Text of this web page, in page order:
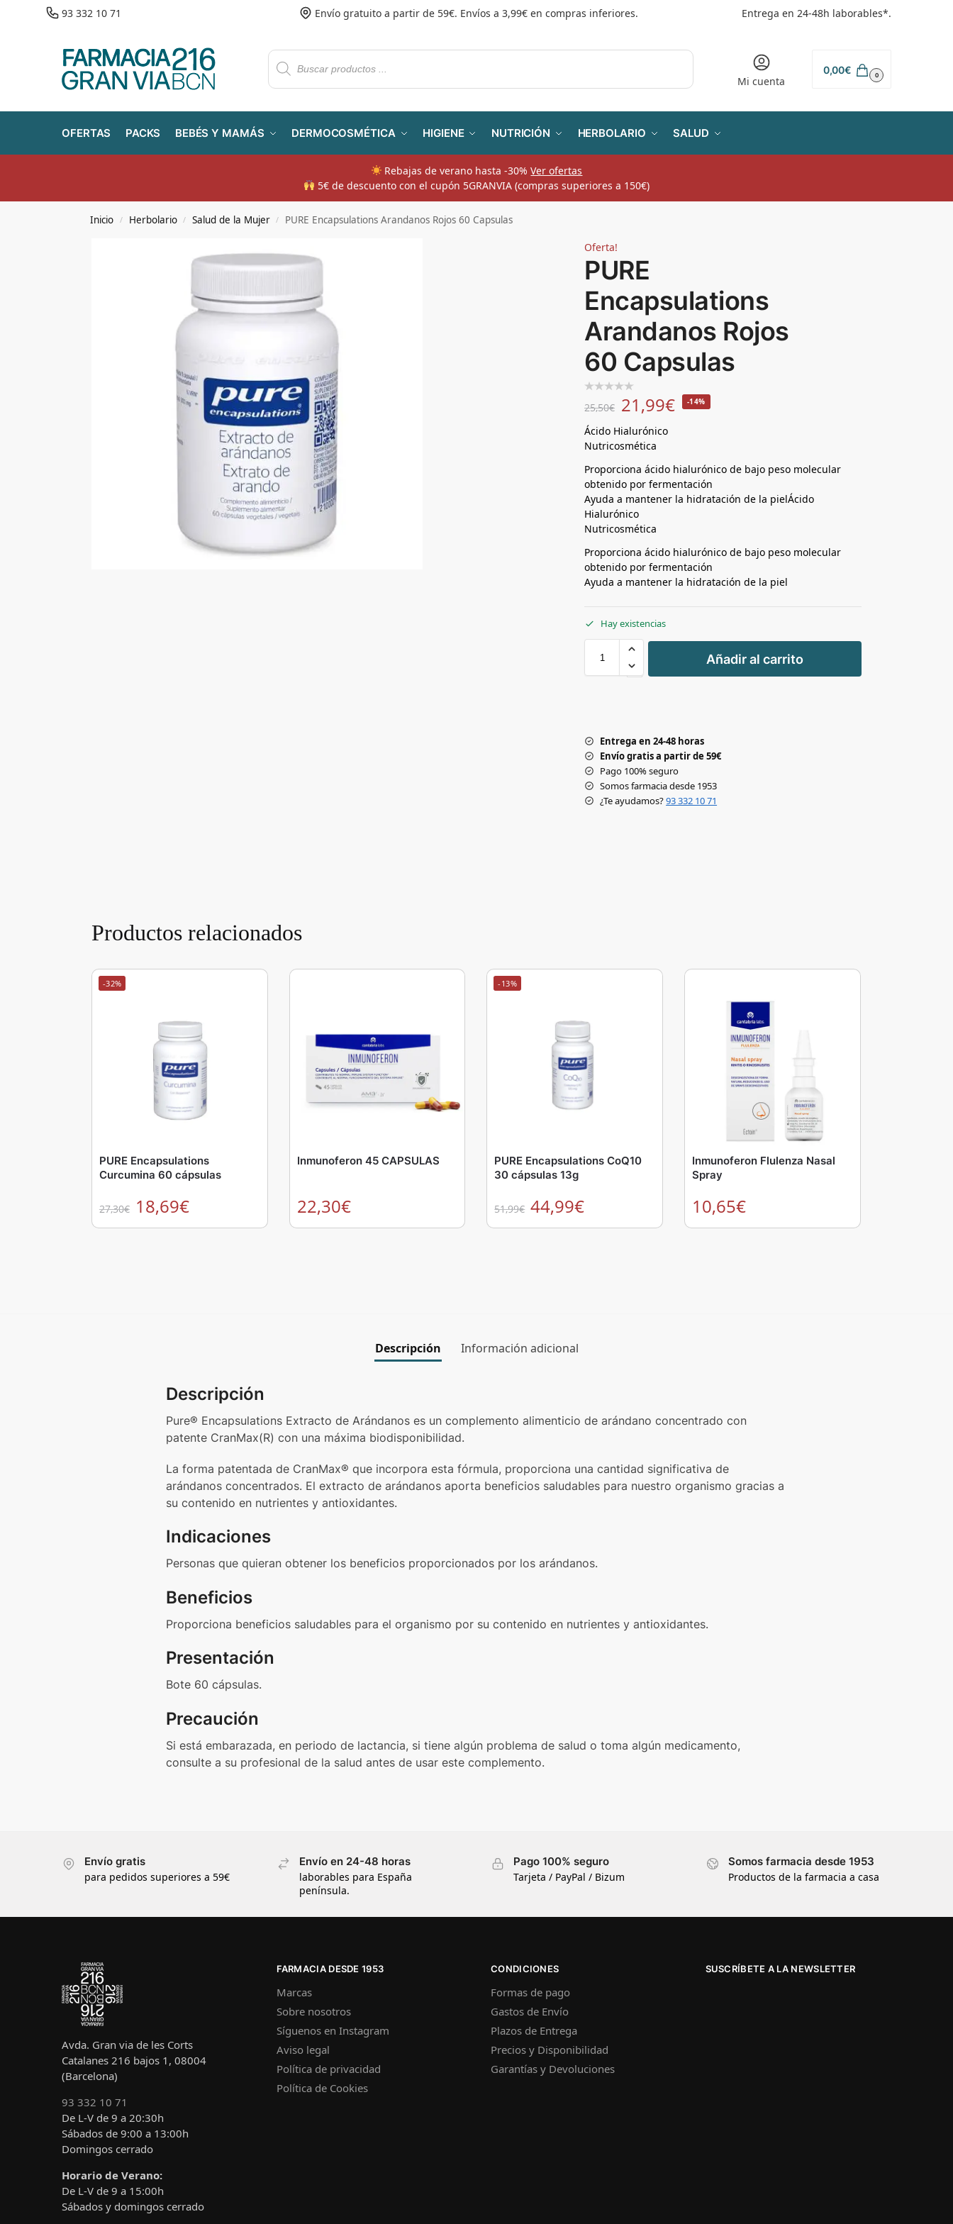
93 332 10 71 Envío gratuito a partir de 59€. Envíos a 3,99€ en compras inferiores. Entrega en 24-48h laborables*.
Mi cuenta
0,00€ 0
OFERTAS PACKS BEBÉS Y MAMÁS DERMOCOSMÉTICA HIGIENE NUTRICIÓN HERBOLARIO SALUD
Rebajas de verano hasta -30%Ver ofertas
​ 5€ de descuento con el cupón 5GRANVIA (compras superiores a 150€)
Inicio / Herbolario / Salud de la Mujer / PURE Encapsulations Arandanos Rojos 60 Capsulas
Oferta!
PURE
Encapsulations
Arandanos Rojos
60 Capsulas
25,50€ 21,99€ -14%
Ácido Hialurónico
Nutricosmética
Proporciona ácido hialurónico de bajo peso molecular
obtenido por fermentación
Ayuda a mantener la hidratación de la pielÁcido
Hialurónico
Nutricosmética
Proporciona ácido hialurónico de bajo peso molecular
obtenido por fermentación
Ayuda a mantener la hidratación de la piel
Hay existencias
+
-
Añadir al carrito
Entrega en 24-48 horas
Envío gratis a partir de 59€
Pago 100% seguro
Somos farmacia desde 1953
¿Te ayudamos?93 332 10 71
Productos relacionados
-32%
PURE Encapsulations
Curcumina 60 cápsulas
27,30€ 18,69€
Inmunoferon 45 CAPSULAS
22,30€
-13%
PURE Encapsulations CoQ10
30 cápsulas 13g
51,99€ 44,99€
Inmunoferon Flulenza Nasal
Spray
10,65€
Descripción Información adicional
Descripción
Pure® Encapsulations Extracto de Arándanos es un complemento alimenticio de arándano concentrado con
patente CranMax(R) con una máxima biodisponibilidad.
La forma patentada de CranMax® que incorpora esta fórmula, proporciona una cantidad significativa de
arándanos concentrados. El extracto de arándanos aporta beneficios saludables para nuestro organismo gracias a
su contenido en nutrientes y antioxidantes.
Indicaciones
Personas que quieran obtener los beneficios proporcionados por los arándanos.
Beneficios
Proporciona beneficios saludables para el organismo por su contenido en nutrientes y antioxidantes.
Presentación
Bote 60 cápsulas.
Precaución
Si está embarazada, en periodo de lactancia, si tiene algún problema de salud o toma algún medicamento,
consulte a su profesional de la salud antes de usar este complemento.
Envío gratis
para pedidos superiores a 59€
Envío en 24-48 horas
laborables para España
península.
Pago 100% seguro
Tarjeta / PayPal / Bizum
Somos farmacia desde 1953
Productos de la farmacia a casa
Avda. Gran via de les Corts
Catalanes 216 bajos 1, 08004
(Barcelona)
93 332 10 71
De L-V de 9 a 20:30h
Sábados de 9:00 a 13:00h
Domingos cerrado
Horario de Verano:
De L-V de 9 a 15:00h
Sábados y domingos cerrado
FARMACIA DESDE 1953
Marcas
Sobre nosotros
Síguenos en Instagram
Aviso legal
Política de privacidad
Política de Cookies
CONDICIONES
Formas de pago
Gastos de Envío
Plazos de Entrega
Precios y Disponibilidad
Garantías y Devoluciones
SUSCRÍBETE A LA NEWSLETTER